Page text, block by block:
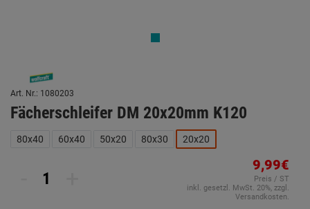
Art. Nr.: 1080203
Fächerschleifer DM 20x20mm K120
80x40 60x40 50x20 80x30 20x20
9,99€
Preis / ST
inkl. gesetzl. MwSt. 20%, zzgl.
Versandkosten.